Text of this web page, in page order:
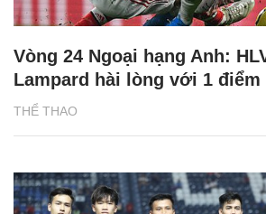
THỂ THAO
Vòng 24 Ngoại hạng Anh:
Lampard hài lòng với 1